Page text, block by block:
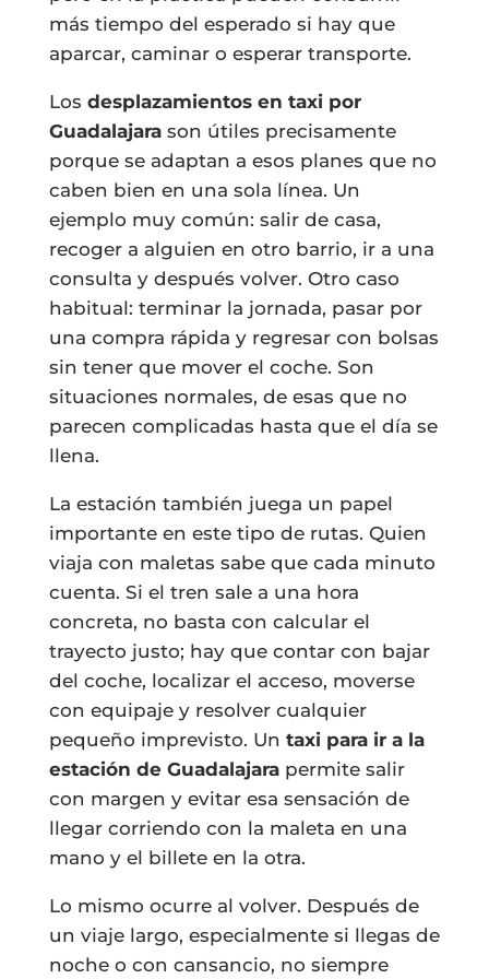
más tiempo del esperado si hay que
aparcar, caminar o esperar transporte.
Los desplazamientos en taxi por
Guadalajarason útiles precisamente
porque se adaptan a esos planes que no
caben bien en una sola línea. Un
ejemplo muy común: salir de casa,
recoger a alguien en otro barrio, ir a una
consulta y después volver. Otro caso
habitual: terminar la jornada, pasar por
una compra rápida y regresar con bolsas
sin tener que mover el coche. Son
situaciones normales, de esas que no
parecen complicadas hasta que el día se
llena.
La estación también juega un papel
importante en este tipo de rutas. Quien
viaja con maletas sabe que cada minuto
cuenta. Si el tren sale a una hora
concreta, no basta con calcular el
trayecto justo; hay que contar con bajar
del coche, localizar el acceso, moverse
con equipaje y resolver cualquier
pequeño imprevisto. Un taxi para ir a la
estación de Guadalajarapermite salir
con margen y evitar esa sensación de
llegar corriendo con la maleta en una
mano y el billete en la otra.
Lo mismo ocurre al volver. Después de
un viaje largo, especialmente si llegas de
noche o con cansancio, no siempre